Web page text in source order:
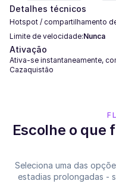
Detalhes técnicos
Hotspot / compartilhamento
Limite de velocidade:Nunca
Ativação
Ativa-se instantaneamente,
Cazaquistão
Escolhe o que
Seleciona uma das
estadias prolongadas -